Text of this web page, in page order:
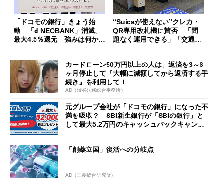
「ドコモの銀行」きょう始
動 「d NEOBANK」消滅、
最大4.5％還元 強みは何か解
“Suicaが使えない”クレカ・
QR専用改札機に賛否 「問
題なく運用できる」「交通系I
カードローン50万円以上の人は、返済を3～6
ヶ月停止して『大幅に減額してから返済する手
続き』を利用して！
AD（渋谷法務総合事務所）
元グループ会社が「ドコモの銀行」になった不
満を吸収？ SBI新生銀行が「SBIの銀行」と
して最大5.2万円のキャッシュバックキャンペ
「創薬立国」復活への分岐点
AD（三菱総合研究所）